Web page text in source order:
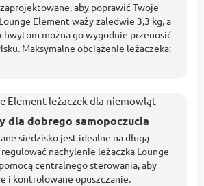
aby poprawić Twoje
Element waży zaledwie 3,3 kg, a
można go wygodnie przenosić
Maksymalne obciążenie leżaczeka:
dla dobrego samopoczucia
siedzisko jest idealne na długą
nachylenie leżaczka Lounge
centralnego sterowania, aby
i kontrolowane opuszczanie.